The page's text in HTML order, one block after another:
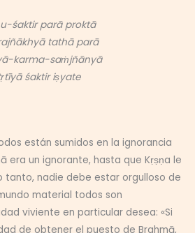
śaktir parā proktā
tathā parā
karma-saṁjñānyā
śaktir iṣyate
están sumidos en la ignorancia
era un ignorante, hasta que Kṛṣṇa le
tanto, nadie debe estar orgulloso de
material todos son
viviente en particular desea: «Si
de obtener el puesto de Brahmā,